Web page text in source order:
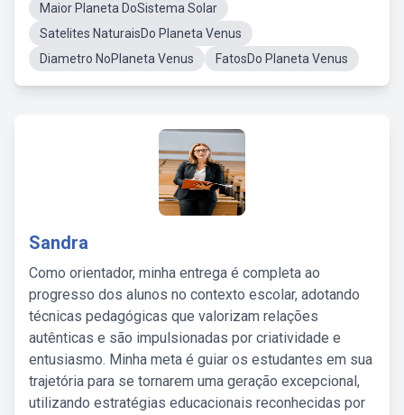
Maior Planeta DoSistema Solar
Satelites NaturaisDo Planeta Venus
Diametro NoPlaneta Venus
FatosDo Planeta Venus
Sandra
Como orientador, minha entrega é completa ao
progresso dos alunos no contexto escolar, adotando
técnicas pedagógicas que valorizam relações
autênticas e são impulsionadas por criatividade e
entusiasmo. Minha meta é guiar os estudantes em sua
trajetória para se tornarem uma geração excepcional,
utilizando estratégias educacionais reconhecidas por